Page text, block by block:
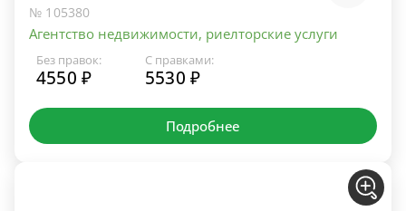
№ 105380
Агентство недвижимости, риелторские услуги
Без правок:
4550 ₽
С правками:
5530 ₽
Подробнее